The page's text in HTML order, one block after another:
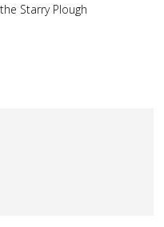
the Starry Plough